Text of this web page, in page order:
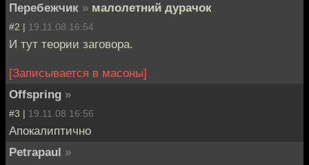
Перебежчик » малолетний дурачок
#2 | 19.11.08 16:54
И тут теории заговора.
[Записывается в масоны]
Offspring »
#3 | 19.11.08 16:56
Апокалиптично
Petrapaul »